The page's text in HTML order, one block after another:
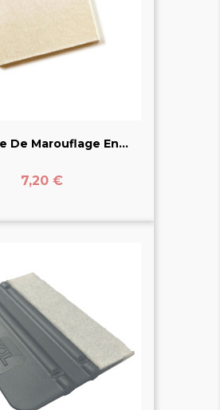
De Marouflage En...
Prix
7,20 €